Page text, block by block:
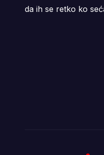
da ih se retko ko